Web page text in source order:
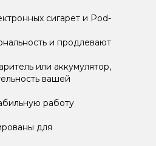
сигарет и Pod-
и продлевают
или аккумулятор,
вашей
работу
для